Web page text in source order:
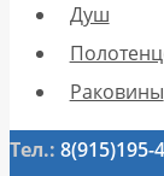
Душ
Раковины
Тел.: 8(915)195-